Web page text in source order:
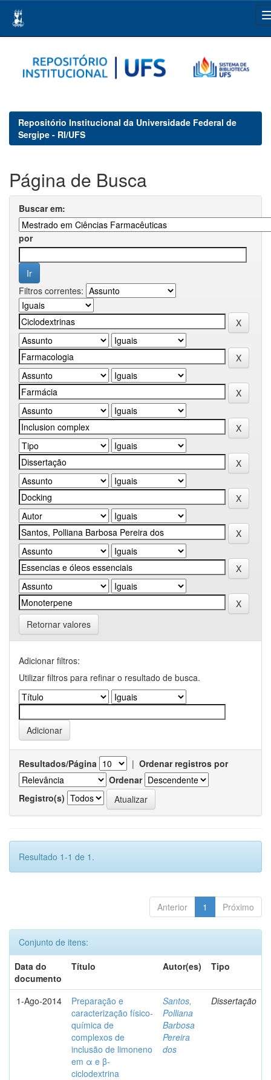
navigation
Repositório Institucional da Universidade Federal de
Sergipe - RI/UFS
Página de Busca
Buscar em:
por
Filtros correntes:
Retornar valores
Adicionar filtros:
Utilizar filtros para refinar o resultado de busca.
Resultados/Página | Ordenar registros por
Ordenar
Registro(s)
Resultado 1-1 de 1.
Anterior 1 Próximo
Conjunto de itens:
Data do
documento
Título Autor(es) Tipo
1-Ago-2014
Preparação e
caracterização físico-
química de
complexos de
inclusão de limoneno
em α e β-
ciclodextrina
Santos,
Polliana
Barbosa
Pereira
dos
Dissertação